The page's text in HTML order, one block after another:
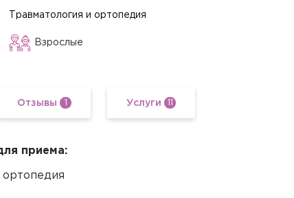
Травматология и ортопедия
Взрослые
Отзывы 1 Услуги 11
приема:
ортопедия